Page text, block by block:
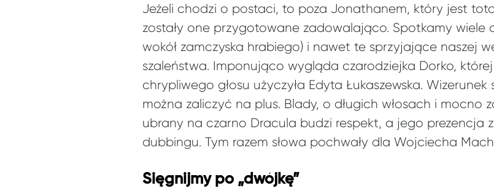
Jeżeli chodzi o postaci, to poza Jonathanem, który jest
zostały one przygotowane zadowalająco. Spotkamy wiele
wokół zamczyska hrabiego) i nawet te sprzyjające naszej
szaleństwa. Imponująco wygląda czarodziejka Dorko,
chrypliwego głosu użyczyła Edyta Łukaszewska.
można zaliczyć na plus. Blady, o długich włosach i mocno
ubrany na czarno Dracula budzi respekt, a jego prezencja
dubbingu. Tym razem słowa pochwały dla Wojciecha
Sięgnijmy po „dwójkę”